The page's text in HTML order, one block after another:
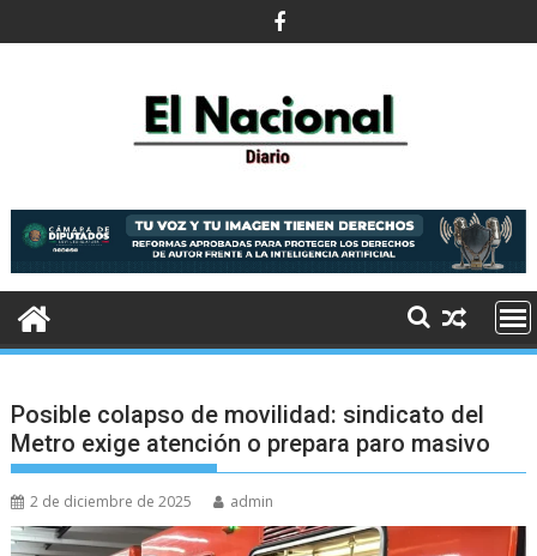
al
Posible colapso de movilidad: sindicato del
Metro exige atención o prepara paro masivo
2 de diciembre de 2025 admin